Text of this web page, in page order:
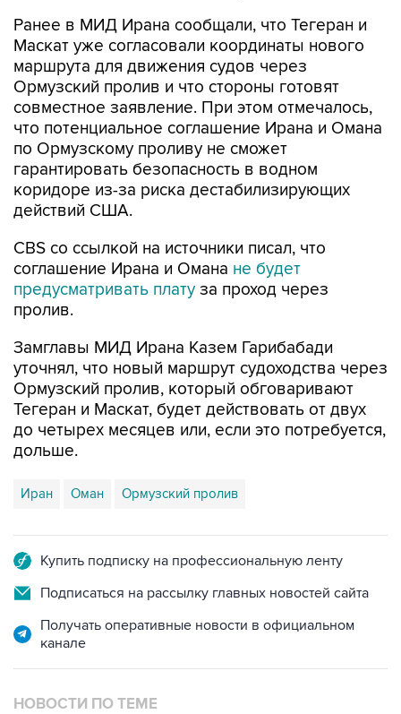
Ранее в МИД Ирана сообщали, что Тегеран и
Маскат уже согласовали координаты нового
маршрута для движения судов через
Ормузский пролив и что стороны готовят
совместное заявление. При этом отмечалось,
что потенциальное соглашение Ирана и Омана
по Ормузскому проливу не сможет
гарантировать безопасность в водном
коридоре из-за риска дестабилизирующих
действий США.
CBS со ссылкой на источники писал, что
соглашение Ирана и Омана не будет
предусматривать плату за проход через
пролив.
Замглавы МИД Ирана Казем Гарибабади
уточнял, что новый маршрут судоходства через
Ормузский пролив, который обговаривают
Тегеран и Маскат, будет действовать от двух
до четырех месяцев или, если это потребуется,
дольше.
Иран Оман Ормузский пролив
Купить подписку на профессиональную ленту
Подписаться на рассылку главных новостей сайта
Получать оперативные новости в официальном
канале
НОВОСТИ ПО ТЕМЕ